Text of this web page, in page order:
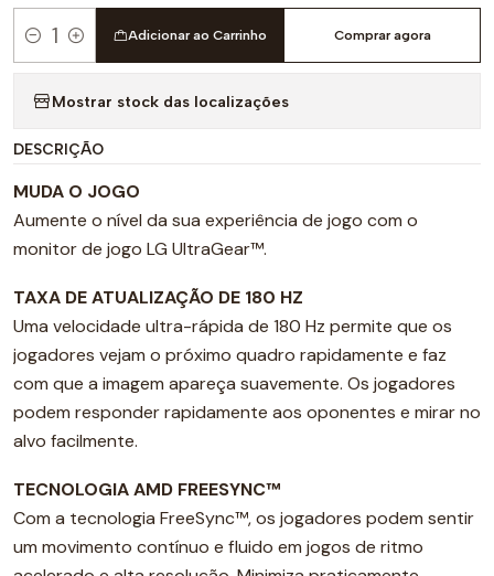
Quantidade
Adicionar ao Carrinho Comprar agora
Mostrar stock das localizações
DESCRIÇÃO
MUDA O JOGO
Aumente o nível da sua experiência de jogo com o
monitor de jogo LG UltraGear™.
TAXA DE ATUALIZAÇÃO DE 180 HZ
Uma velocidade ultra-rápida de 180 Hz permite que os
jogadores vejam o próximo quadro rapidamente e faz
com que a imagem apareça suavemente. Os jogadores
podem responder rapidamente aos oponentes e mirar no
alvo facilmente.
TECNOLOGIA AMD FREESYNC™
Com a tecnologia FreeSync™, os jogadores podem sentir
um movimento contínuo e fluido em jogos de ritmo